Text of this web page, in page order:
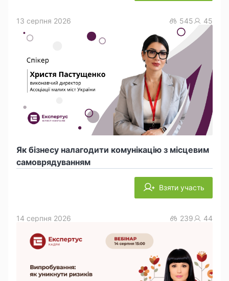
Як бізнесу налагодити комунікацію з місцевим
самоврядуванням
13 серпня 2026 545 45
Взяти участь
14 серпня 2026 239 44